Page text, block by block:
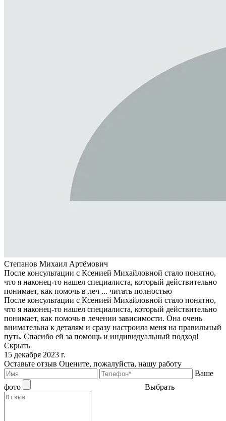
Степанов Михаил Артёмович
После консультации с Ксенией Михайловной стало понятно,
что я наконец-то нашел специалиста, который действительно
понимает, как помочь в леч ... читать полностью
После консультации с Ксенией Михайловной стало понятно,
что я наконец-то нашел специалиста, который действительно
понимает, как помочь в лечении зависимости. Она очень
внимательна к деталям и сразу настроила меня на правильный
путь. Спасибо ей за помощь и индивидуальный подход!
Скрыть
15 декабря 2023 г.
Оставьте отзыв Оцените, пожалуйста, нашу работу
Ваше
фото
Выбрать